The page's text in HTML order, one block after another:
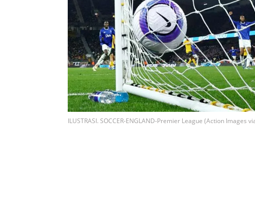
ILUSTRASI. SOCCER-ENGLAND-Premier League (Action Images